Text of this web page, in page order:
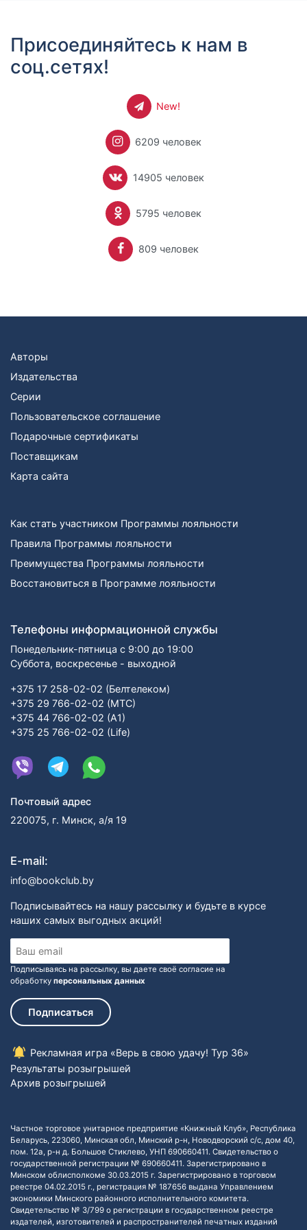
Присоединяйтесь к нам в
соц.сетях!
New!
6209 человек
14905 человек
5795 человек
809 человек
Авторы
Издательства
Серии
Пользовательское соглашение
Подарочные сертификаты
Поставщикам
Карта сайта
Как стать участником Программы лояльности
Правила Программы лояльности
Преимущества Программы лояльности
Восстановиться в Программе лояльности
Телефоны информационной службы
Понедельник-пятница с 9:00 до 19:00
Суббота, воскресенье - выходной
+375 17 258-02-02 (Белтелеком)
+375 29 766-02-02 (МТС)
+375 44 766-02-02 (А1)
+375 25 766-02-02 (Life)
Почтовый адрес
220075, г. Минск, а/я 19
E-mail:
info@bookclub.by
Подписывайтесь на нашу рассылку и будьте в курсе
наших самых выгодных акций!
Подписываясь на рассылку, вы даете своё согласие на
обработку персональных данных
Подписаться
Рекламная игра «Верь в свою удачу! Тур 36»
Результаты розыгрышей
Архив розыгрышей
Частное торговое унитарное предприятие «Книжный Клуб», Республика
Беларусь, 223060, Минская обл, Минский р-н, Новодворский с/с, дом 40,
пом. 12а, р-н д. Большое Стиклево, УНП 690660411. Свидетельство о
государственной регистрации № 690660411. Зарегистрировано в
Минском облисполкоме 30.03.2015 г. Зарегистрировано в торговом
реестре 04.02.2015 г., регистрация № 187656 выдана Управлением
экономики Минского районного исполнительного комитета.
Свидетельство № 3/799 о регистрации в государственном реестре
издателей, изготовителей и распространителей печатных изданий